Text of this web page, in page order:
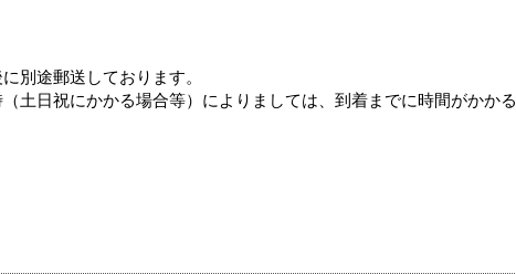
別途郵送しております。
土日祝にかかる場合等）によりましては、到着までに時間がかかる